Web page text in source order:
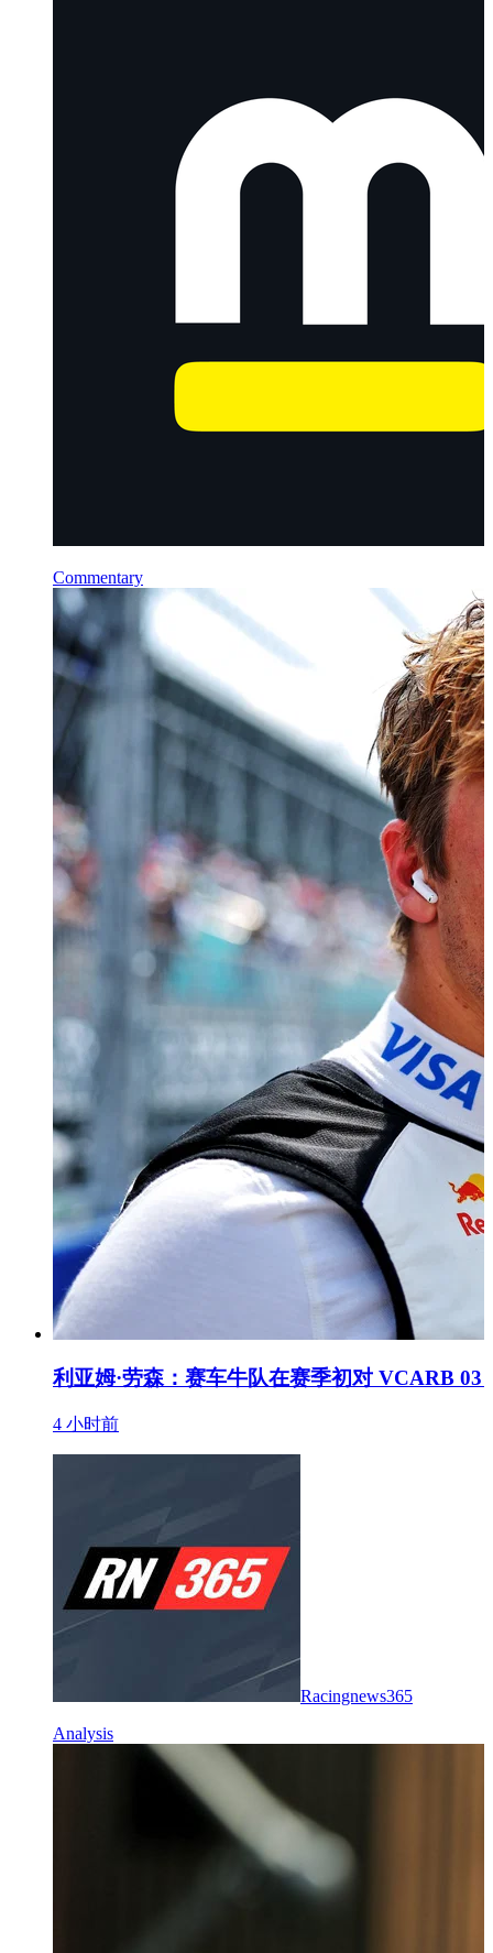
Commentary
利亚姆·劳森：赛车牛队在赛季初对 VCARB 03
4 小时前
Racingnews365
Analysis